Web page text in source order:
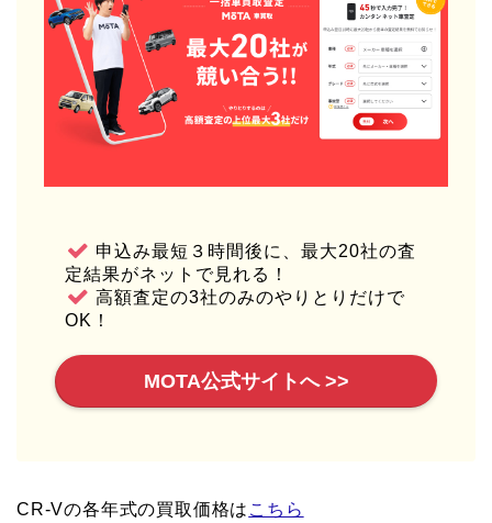
申込み最短３時間後に、最大20社の査
定結果がネットで見れる！
高額査定の3社のみのやりとりだけで
OK！
MOTA公式サイトへ >>
CR-Vの各年式の買取価格は こちら